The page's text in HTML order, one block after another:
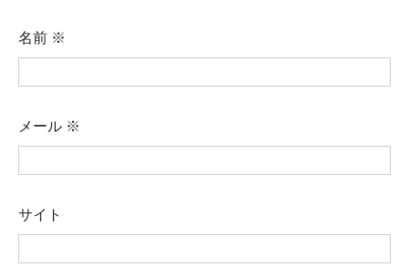
名前 ※
メール ※
サイト